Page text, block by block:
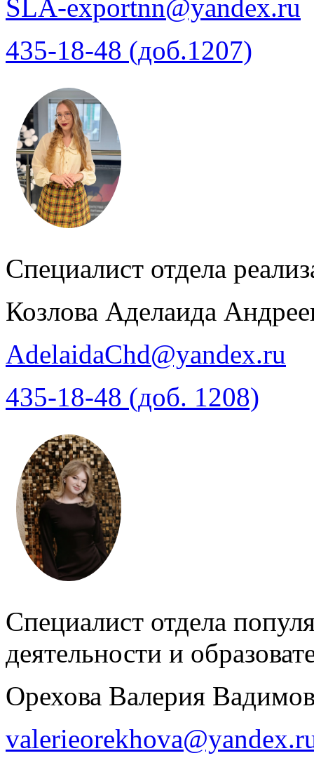
SLA-exportnn@yandex.ru
435-18-48 (доб.1207)
Специалист отдела
Козлова Аделаида
AdelaidaChd@yandex.ru
435-18-48 (доб. 1208)
Специалист отдела
деятельности и
Орехова Валерия